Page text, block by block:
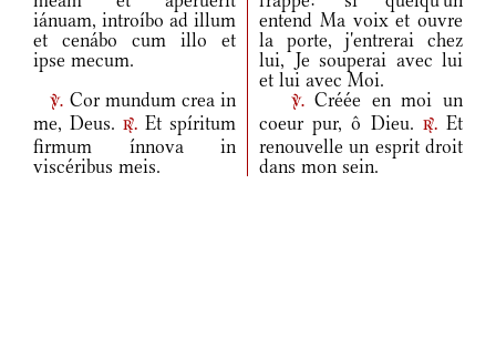
iánuam, introíbo ad illum
et cenábo cum illo et
ipse mecum.
entend Ma voix et ouvre
la porte, j'entrerai chez
lui, Je souperai avec lui
et lui avec Moi.
v. Cor mundum crea in
me, Deus. r. Et spíritum
firmum ínnova in
viscéribus meis.
v.Créée en moi un
coeur pur, ô Dieu. r.Et
renouvelle un esprit droit
dans mon sein.